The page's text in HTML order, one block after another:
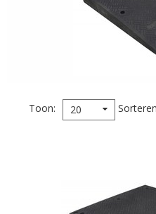
Toon 20